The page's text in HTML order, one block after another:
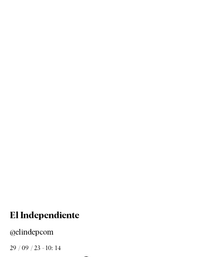
El Independiente
@elindepcom
29 / 09 / 23 - 10: 14